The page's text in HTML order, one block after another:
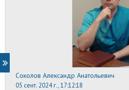
Соколов Александр Анатольевич
05 сент. 2024 г., 17:12:18